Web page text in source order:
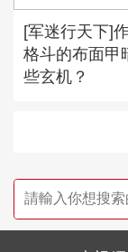
[军迷行天下]
格斗的布面甲
些玄机？